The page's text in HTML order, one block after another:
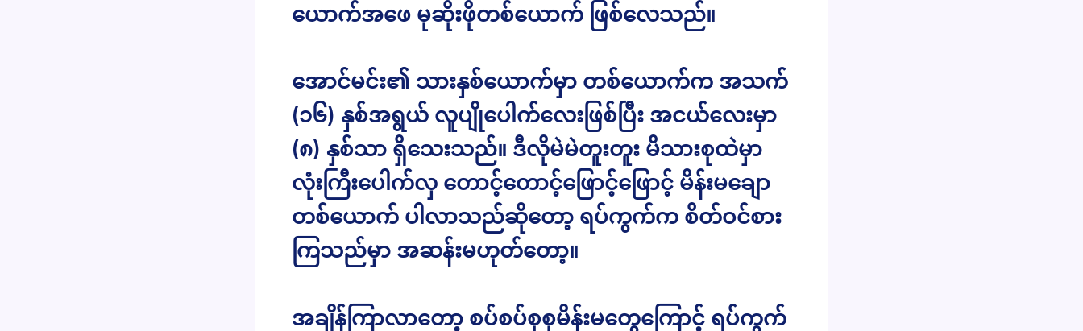
ယောက်အဖေ မုဆိုးဖိုတစ်ယောက် ဖြစ်လေသည်။
အောင်မင်း၏ သားနှစ်ယောက်မှာ တစ်ယောက်က အသက်
(၁၆) နှစ်အရွယ် လူပျိုပေါက်လေးဖြစ်ပြီး အငယ်လေးမှာ
(၈) နှစ်သာ ရှိသေးသည်။ ဒီလိုမဲမဲတူးတူး မိသားစုထဲမှာ
လုံးကြီးပေါက်လှ တောင့်တောင့်ဖြောင့်ဖြောင့် မိန်းမချော
တစ်ယောက် ပါလာသည်ဆိုတော့ ရပ်ကွက်က စိတ်ဝင်စား
ကြသည်မှာ အဆန်းမဟုတ်တော့။
အချိန်ကြာလာတော့ စပ်စပ်စုစုမိန်းမတွေကြောင့် ရပ်ကွက်